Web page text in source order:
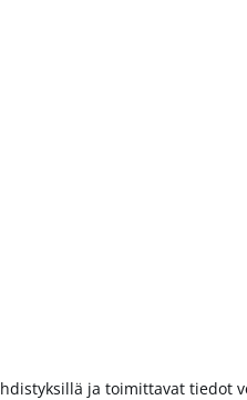
ja toimittavat tiedot